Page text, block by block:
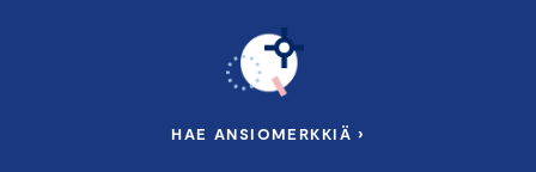
HAE ANSIOMERKKIÄ ›